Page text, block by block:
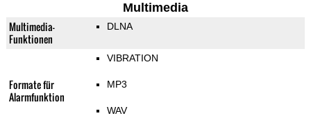
Multimedia
Multimedia-
Funktionen
DLNA
Formate für
Alarmfunktion
VIBRATION
MP3
WAV